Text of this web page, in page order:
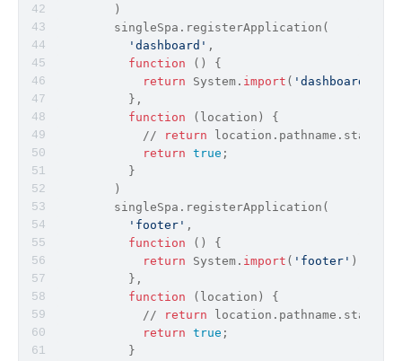
        )
        singleSpa.registerApplication(
'dashboard' ,
function ( ) {
return System. import ( 'dashboard'
          },
function ( location ) {
            //
return
return true ;
          }
        )
        singleSpa.registerApplication(
'footer' ,
function ( ) {
return System. import ( 'footer' );
          },
function ( location ) {
            //
return
return true ;
          }